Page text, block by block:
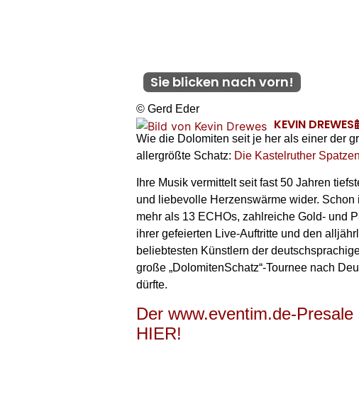
Sie blicken nach vorn!
© Gerd Eder
KEVIN DREWES
Wie die Dolomiten seit je her als einer der
allergrößte Schatz: Die Kastelruther Spatzen
Ihre Musik vermittelt seit fast 50 Jahren
und liebevolle Herzenswärme wider.
mehr als 13 ECHOs, zahlreiche Gold- und
ihrer gefeierten Live-Auftritte und den
beliebtesten Künstlern der
große „DolomitenSchatz“-Tournee nach
dürfte.
Der www.eventim.de-
HIER!